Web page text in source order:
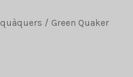
quàquers / Green Quaker